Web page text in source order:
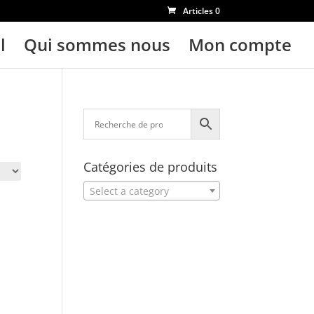
Articles 0
Qui sommes nous Mon compte
Catégories de produits
Select a category